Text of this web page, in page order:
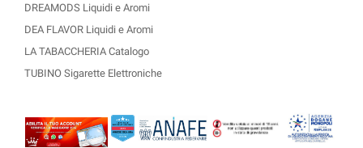
DREAMODS Liquidi e Aromi
DEA FLAVOR Liquidi e Aromi
LA TABACCHERIA Catalogo
TUBINO Sigarette Elettroniche